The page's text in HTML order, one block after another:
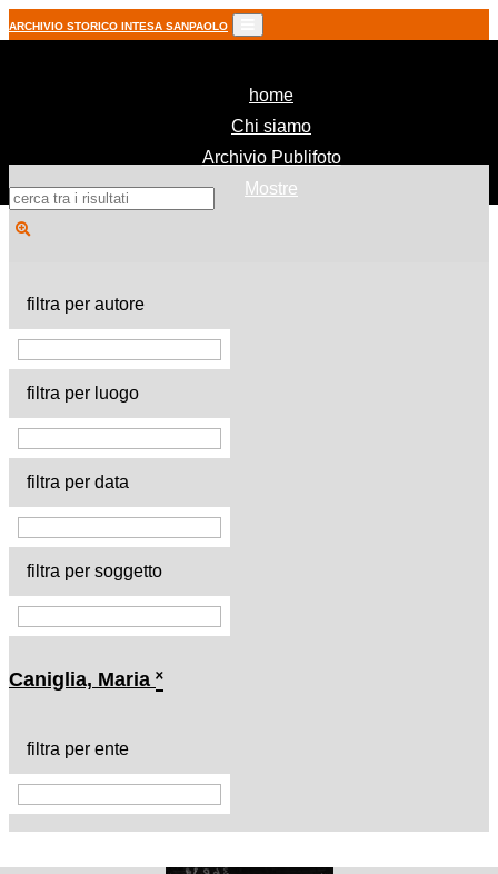
ARCHIVIO STORICO INTESA SANPAOLO
home(current)
Chi siamo
Archivio Publifoto
Mostre
filtra per autore
filtra per luogo
filtra per data
filtra per soggetto
Caniglia, Maria ˟
filtra per ente